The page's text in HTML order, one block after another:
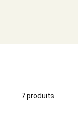
7 produits